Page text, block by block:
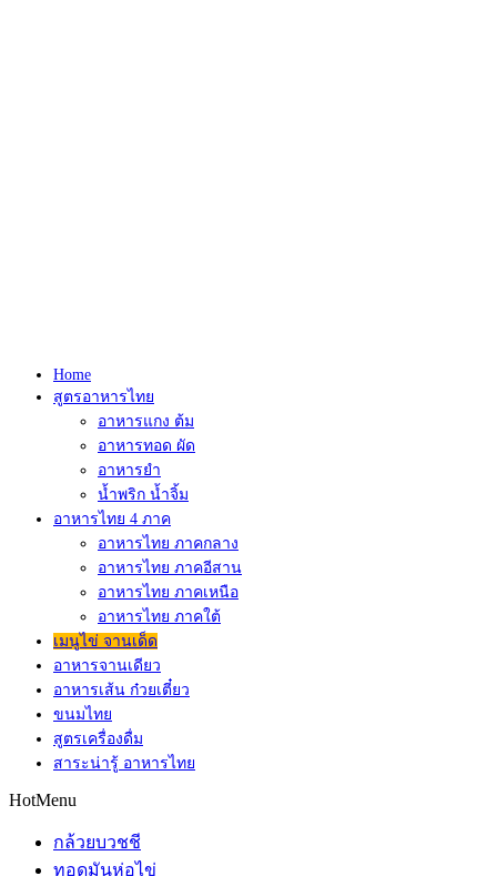
Home
สูตรอาหารไทย
อาหารแกง ต้ม
อาหารทอด ผัด
อาหารยำ
น้ำพริก น้ำจิ้ม
อาหารไทย 4 ภาค
อาหารไทย ภาคกลาง
อาหารไทย ภาคอีสาน
อาหารไทย ภาคเหนือ
อาหารไทย ภาคใต้
เมนูไข่ จานเด็ด
อาหารจานเดียว
อาหารเส้น ก๋วยเตี๋ยว
ขนมไทย
สูตรเครื่องดื่ม
สาระน่ารู้ อาหารไทย
HotMenu
กล้วยบวชชี
ทอดมันห่อไข่